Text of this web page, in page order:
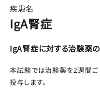
疾患名
IgA腎症
IgA腎症に対する治験薬
本試験では治験薬を2週間ご
投与します。